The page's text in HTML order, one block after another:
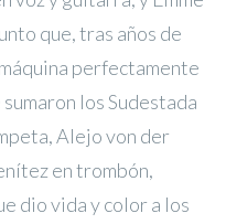
que, tras años de
perfectamente
los Sudestada
Alejo von der
en trombón,
dio vida y color a los